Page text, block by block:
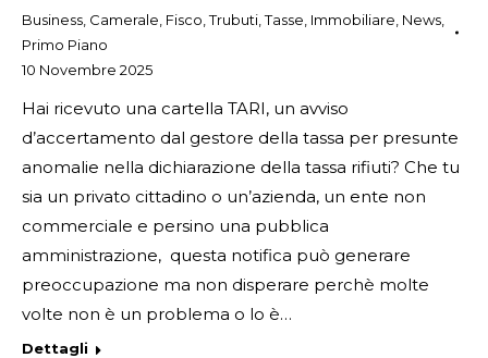
Business Camerale Fisco, Trubuti, Tasse Immobiliare News
Primo Piano
10 Novembre 2025
Hai ricevuto una cartella TARI, un avviso
d’accertamento dal gestore della tassa per presunte
anomalie nella dichiarazione della tassa rifiuti? Che tu
sia un privato cittadino o un’azienda, un ente non
commerciale e persino una pubblica
amministrazione, questa notifica può generare
preoccupazione ma non disperare perchè molte
volte non è un problema o lo è…
Dettagli